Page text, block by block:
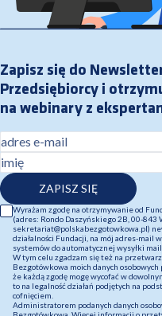
Zapisz się do
Przedsiębiorcy i
na webinary z
adres e-mail
imię
ZAPISZ SIĘ
Wyrażam zgodę na otrzymywanie od
(adres: Rondo Daszyńskiego 2B, 00-843
sekretariat@polskabezgotowkowa.pl)
działalności Fundacji, na mój adres-mail
systemów do automatycznej wysyłki
W tym celu zgadzam się też na
Bezgotówkowa moich danych osobowych
że każdą zgodę mogę wycofać w
to na legalność działań podjętych na
cofnięciem.
Administratorem podanych danych